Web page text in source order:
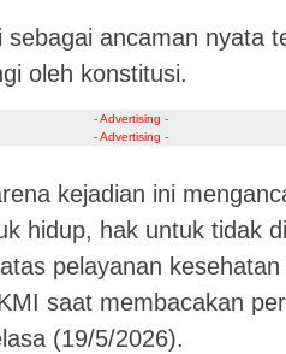
sebagai ancaman nyata
oleh konstitusi.
- Advertising -
- Advertising -
kejadian ini
hidup, hak untuk tidak
pelayanan
saat membacakan
(19/5/2026).